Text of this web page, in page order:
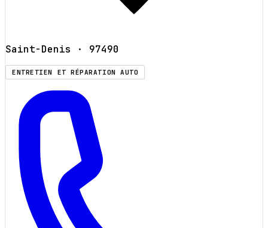
Saint-Denis · 97490
ENTRETIEN ET RÉPARATION AUTO